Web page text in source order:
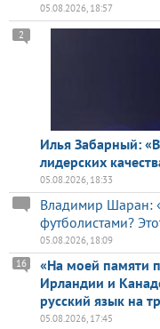
05.08.2026, 18:57
Илья Забарный:
лидерских
2
05.08.2026, 18:33
Владимир Шаран:
футболистами?
05.08.2026, 18:09
«На моей памяти
Ирландии и
русский язык на
16
05.08.2026, 17:45